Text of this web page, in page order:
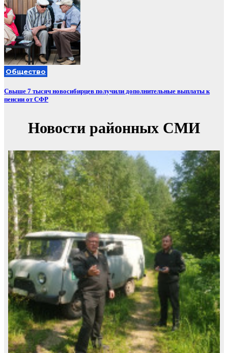
Общество
Свыше 7 тысяч новосибирцев получили дополнительные выплаты к
пенсии от СФР